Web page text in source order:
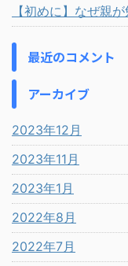
【初めに】なぜ親
最近のコメント
アーカイブ
2023年12月
2023年11月
2023年1月
2022年8月
2022年7月